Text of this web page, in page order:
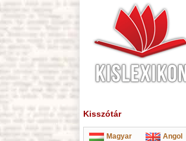
Kisszótár
Magyar
Angol